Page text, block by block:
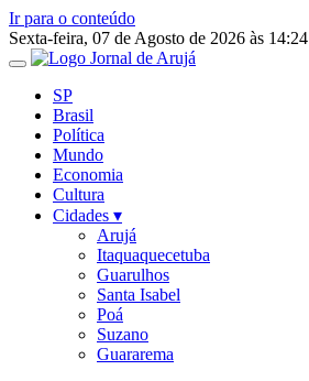
Ir para o conteúdo
Sexta-feira, 07 de Agosto de 2026 às 14:24
SP
Brasil
Política
Mundo
Economia
Cultura
Cidades ▾
Arujá
Itaquaquecetuba
Guarulhos
Santa Isabel
Poá
Suzano
Guararema